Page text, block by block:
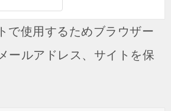
で使用するためブラウザー
ールアドレス、サイトを保